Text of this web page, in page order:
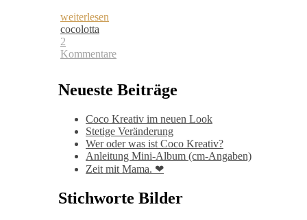
weiterlesen
cocolotta
2
Kommentare
Neueste Beiträge
Coco Kreativ im neuen Look
Stetige Veränderung
Wer oder was ist Coco Kreativ?
Anleitung Mini-Album (cm-Angaben)
Zeit mit Mama. ❤
Stichworte Bilder